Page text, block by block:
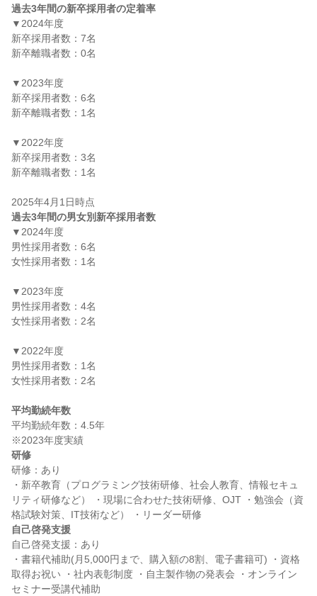
過去3年間の新卒採用者の定着率
▼2024年度
新卒採用者数：7名
新卒離職者数：0名
▼2023年度
新卒採用者数：6名
新卒離職者数：1名
▼2022年度
新卒採用者数：3名
新卒離職者数：1名
過去3年間の男女別新卒採用者数
▼2024年度
男性採用者数：6名
女性採用者数：1名
▼2023年度
男性採用者数：4名
女性採用者数：2名
▼2022年度
男性採用者数：1名
女性採用者数：2名
平均勤続年数
平均勤続年数：4.5年
研修
研修：あり
・新卒教育（プログラミング技術研修、社会人教育、情報セキュ
リティ研修など） ・現場に合わせた技術研修、OJT ・勉強会（資
自己啓発支援
自己啓発支援：あり
・書籍代補助(月5,000円まで、購入額の8割、電子書籍可) ・資格
取得お祝い ・社内表彰制度 ・自主製作物の発表会 ・オンライン